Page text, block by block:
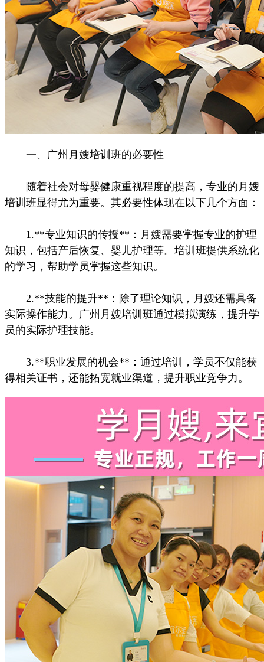
一、广州月嫂培训班的必要性
随着社会对母婴健康重视程度的提高，专业的月嫂
培训班显得尤为重要。其必要性体现在以下几个方面：
1.**专业知识的传授**：月嫂需要掌握专业的护理
知识，包括产后恢复、婴儿护理等。培训班提供系统化
的学习，帮助学员掌握这些知识。
2.**技能的提升**：除了理论知识，月嫂还需具备
实际操作能力。广州月嫂培训班通过模拟演练，提升学
员的实际护理技能。
3.**职业发展的机会**：通过培训，学员不仅能获
得相关证书，还能拓宽就业渠道，提升职业竞争力。